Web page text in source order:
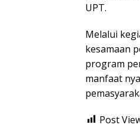
UPT.
Melalui
kesamaan
program
manfaat
Post